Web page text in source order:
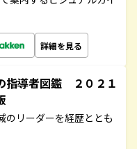
詳細を見る
導者図鑑 ２０２１
のリーダーを経歴ととも